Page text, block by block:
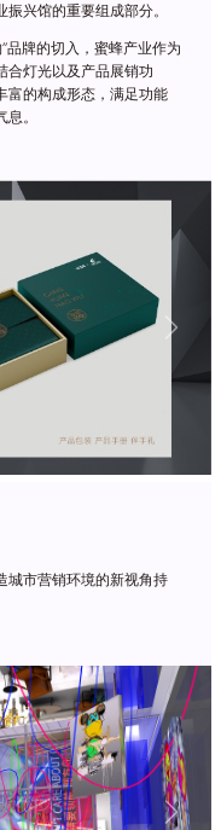
兴馆的重要组成部分。
品牌的切入，蜜蜂产业作为
合灯光以及产品展销功
富的构成形态，满足功能
。
Next
城市营销环境的新视角持
Next